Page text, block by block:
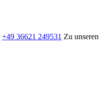
+49 36621 249531 Zu unseren